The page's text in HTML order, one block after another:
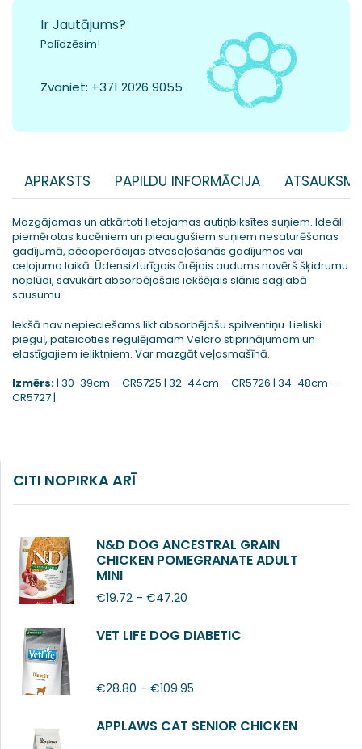
Ir Jautājums?
Palīdzēsim!
Zvaniet: +371 2026 9055
APRAKSTS PAPILDU INFORMĀCIJA
Mazgājamas un atkārtoti lietojamas autiņbiksītes suņiem. Ideāli
piemērotas kucēniem un pieaugušiem suņiem nesaturēšanas
gadījumā, pēcoperācijas atveseļošanās gadījumos vai
ceļojuma laikā. Ūdensizturīgais ārējais audums novērš šķidrumu
noplūdi, savukārt absorbējošais iekšējais slānis saglabā
sausumu.
Iekšā nav nepieciešams likt absorbējošu spilventiņu. Lieliski
pieguļ, pateicoties regulējamam Velcro stiprinājumam un
elastīgajiem ieliktņiem. Var mazgāt veļasmašīnā.
Izmērs:| 30-39cm – CR5725 | 32-44cm – CR5726 | 34-48cm –
CR5727 |
CITI NOPIRKA ARĪ
N&D DOG ANCESTRAL GRAIN
CHICKEN POMEGRANATE ADULT
MINI
€19.72 – €47.20
VET LIFE DOG DIABETIC
€28.80 – €109.95
APPLAWS CAT SENIOR CHICKEN